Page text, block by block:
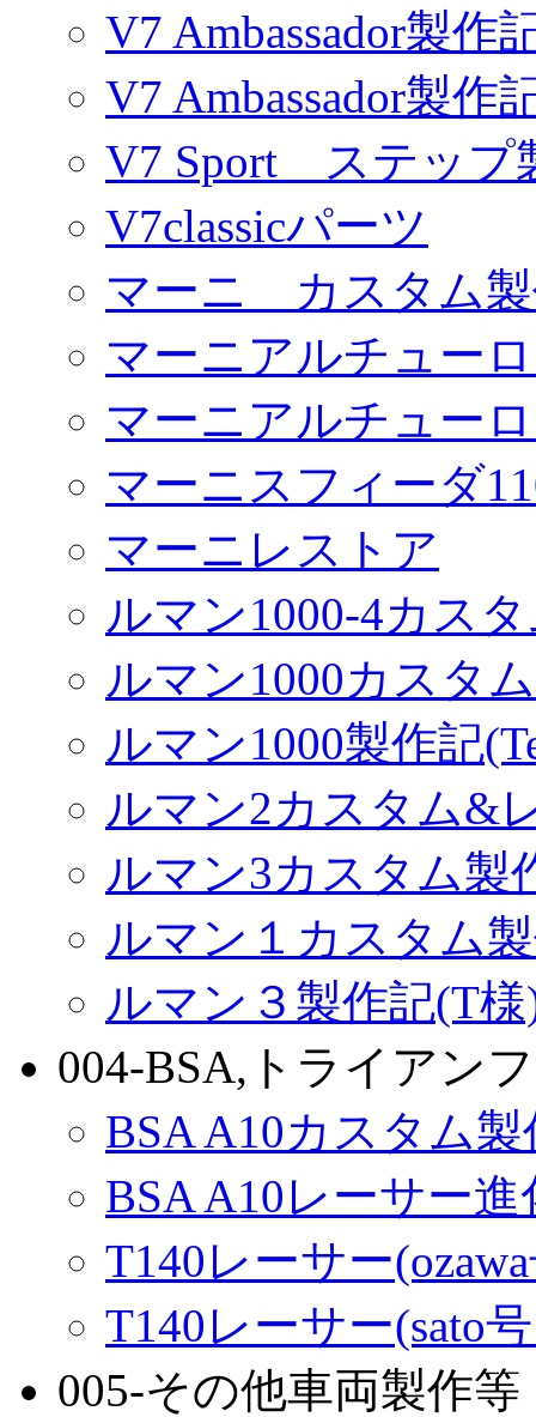
V7 Ambassador製作
V7 Ambassador製作
V7 Sport ステップ
V7classicパーツ
マーニ カスタム
マーニアルチュー
マーニアルチュー
マーニスフィーダ
マーニレストア
ルマン1000-4カス
ルマン1000カスタ
ルマン1000製作記
ルマン2カスタム&
ルマン3カスタム製
ルマン１カスタム
ルマン３製作記(T様
004-BSA,トライアンフ
BSA A10カスタム製
BSA A10レーサー進
T140レーサー
T140レーサー(sato
005-その他車両製作等